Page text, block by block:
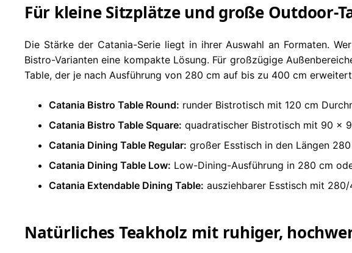
Für kleine Sitzplätze und große Outdoor-
Die Stärke der Catania-Serie liegt in ihrer Auswahl an Formaten.
Bistro-Varianten eine kompakte Lösung. Für großzügige
Table, der je nach Ausführung von 280 cm auf bis zu 400 cm
Catania Bistro Table Round: runder Bistrotisch mit 120 cm
Catania Bistro Table Square: quadratischer Bistrotisch mit 90 x
Catania Dining Table Regular: großer Esstisch in den Längen
Catania Dining Table Low: Low-Dining-Ausführung in 280 cm
Catania Extendable Dining Table: ausziehbarer Esstisch mit
Natürliches Teakholz mit ruhiger,